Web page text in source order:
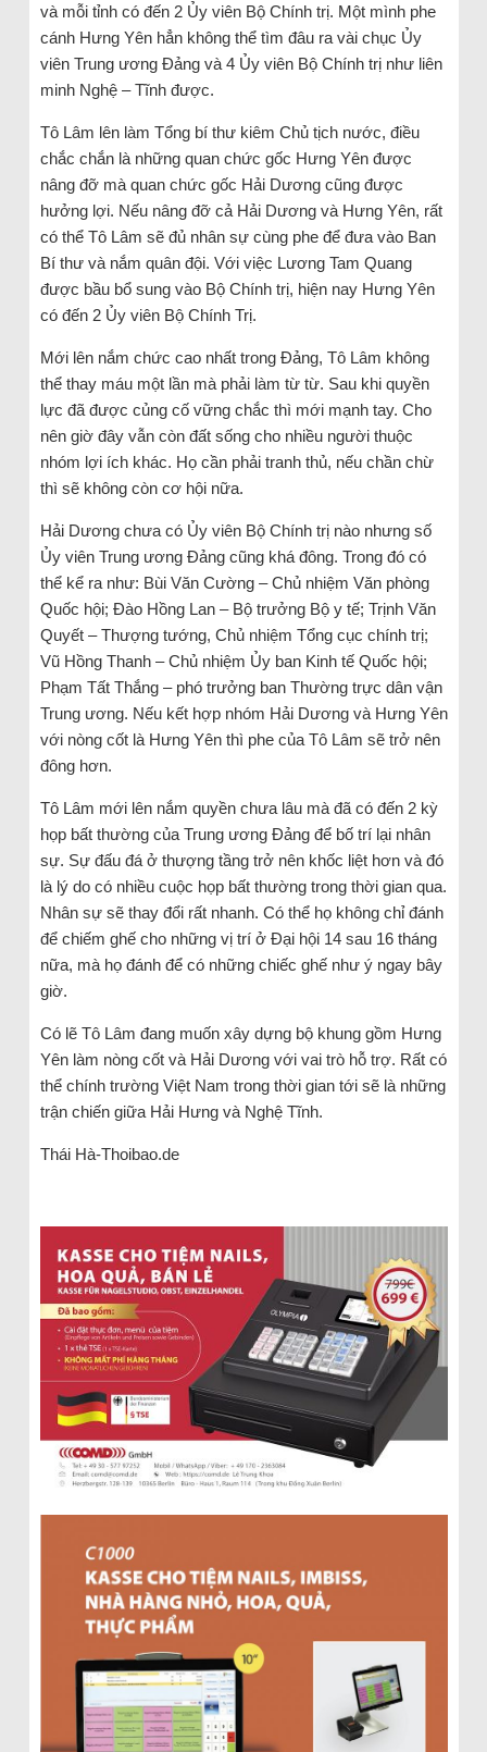
và mỗi tỉnh có đến 2 Ủy viên Bộ Chính trị. Một mình phe
cánh Hưng Yên hẳn không thể tìm đâu ra vài chục Ủy
viên Trung ương Đảng và 4 Ủy viên Bộ Chính trị như liên
minh Nghệ – Tĩnh được.
Tô Lâm lên làm Tổng bí thư kiêm Chủ tịch nước, điều
chắc chắn là những quan chức gốc Hưng Yên được
nâng đỡ mà quan chức gốc Hải Dương cũng được
hưởng lợi. Nếu nâng đỡ cả Hải Dương và Hưng Yên, rất
có thể Tô Lâm sẽ đủ nhân sự cùng phe để đưa vào Ban
Bí thư và nắm quân đội. Với việc Lương Tam Quang
được bầu bổ sung vào Bộ Chính trị, hiện nay Hưng Yên
có đến 2 Ủy viên Bộ Chính Trị.
Mới lên nắm chức cao nhất trong Đảng, Tô Lâm không
thể thay máu một lần mà phải làm từ từ. Sau khi quyền
lực đã được củng cố vững chắc thì mới mạnh tay. Cho
nên giờ đây vẫn còn đất sống cho nhiều người thuộc
nhóm lợi ích khác. Họ cần phải tranh thủ, nếu chần chừ
thì sẽ không còn cơ hội nữa.
Hải Dương chưa có Ủy viên Bộ Chính trị nào nhưng số
Ủy viên Trung ương Đảng cũng khá đông. Trong đó có
thể kể ra như: Bùi Văn Cường – Chủ nhiệm Văn phòng
Quốc hội; Đào Hồng Lan – Bộ trưởng Bộ y tế; Trịnh Văn
Quyết – Thượng tướng, Chủ nhiệm Tổng cục chính trị;
Vũ Hồng Thanh – Chủ nhiệm Ủy ban Kinh tế Quốc hội;
Phạm Tất Thắng – phó trưởng ban Thường trực dân vận
Trung ương. Nếu kết hợp nhóm Hải Dương và Hưng Yên
với nòng cốt là Hưng Yên thì phe của Tô Lâm sẽ trở nên
đông hơn.
Tô Lâm mới lên nắm quyền chưa lâu mà đã có đến 2 kỳ
họp bất thường của Trung ương Đảng để bố trí lại nhân
sự. Sự đấu đá ở thượng tầng trở nên khốc liệt hơn và đó
là lý do có nhiều cuộc họp bất thường trong thời gian qua.
Nhân sự sẽ thay đổi rất nhanh. Có thể họ không chỉ đánh
để chiếm ghế cho những vị trí ở Đại hội 14 sau 16 tháng
nữa, mà họ đánh để có những chiếc ghế như ý ngay bây
giờ.
Có lẽ Tô Lâm đang muốn xây dựng bộ khung gồm Hưng
Yên làm nòng cốt và Hải Dương với vai trò hỗ trợ. Rất có
thể chính trường Việt Nam trong thời gian tới sẽ là những
trận chiến giữa Hải Hưng và Nghệ Tĩnh.
Thái Hà-Thoibao.de